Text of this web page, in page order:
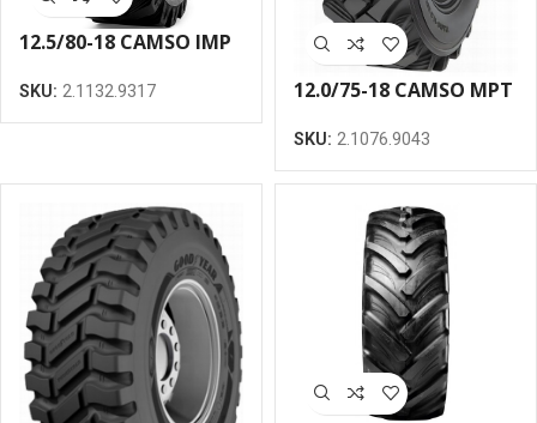
12.5/80-18 CAMSO IMP
SKU: 2.1132.9317
12.0/75-18 CAMSO MPT
SKU: 2.1076.9043